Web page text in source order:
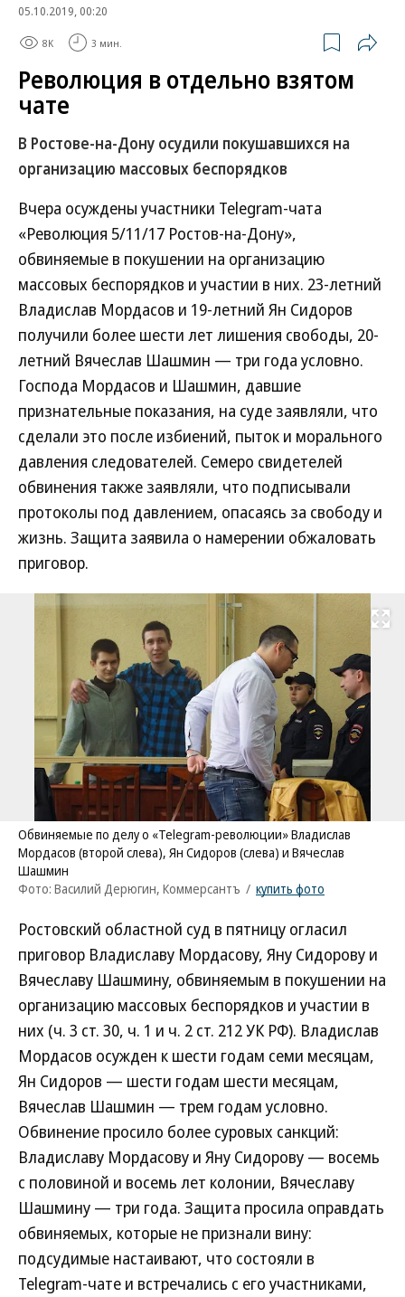
05.10.2019, 00:20
8K 3 мин.
Революция в отдельно взятом
чате
В Ростове-на-Дону осудили покушавшихся на
организацию массовых беспорядков
Вчера осуждены участники Telegram-чата
«Революция 5/11/17 Ростов-на-Дону»,
обвиняемые в покушении на организацию
массовых беспорядков и участии в них. 23-летний
Владислав Мордасов и 19-летний Ян Сидоров
получили более шести лет лишения свободы, 20-
летний Вячеслав Шашмин — три года условно.
Господа Мордасов и Шашмин, давшие
признательные показания, на суде заявляли, что
сделали это после избиений, пыток и морального
давления следователей. Семеро свидетелей
обвинения также заявляли, что подписывали
протоколы под давлением, опасаясь за свободу и
жизнь. Защита заявила о намерении обжаловать
приговор.
Развернуть
Обвиняемые по делу о «Telegram-революции» Владислав
Мордасов (второй слева), Ян Сидоров (слева) и Вячеслав
Шашмин
Фото: Василий Дерюгин, Коммерсантъ / купить фото
Ростовский областной суд в пятницу огласил
приговор Владиславу Мордасову, Яну Сидорову и
Вячеславу Шашмину, обвиняемым в покушении на
организацию массовых беспорядков и участии в
них (ч. 3 ст. 30, ч. 1 и ч. 2 ст. 212 УК РФ). Владислав
Мордасов осужден к шести годам семи месяцам,
Ян Сидоров — шести годам шести месяцам,
Вячеслав Шашмин — трем годам условно.
Обвинение просило более суровых санкций:
Владиславу Мордасову и Яну Сидорову — восемь
с половиной и восемь лет колонии, Вячеславу
Шашмину — три года. Защита просила оправдать
обвиняемых, которые не признали вину:
подсудимые настаивают, что состояли в
Telegram-чате и встречались с его участниками,